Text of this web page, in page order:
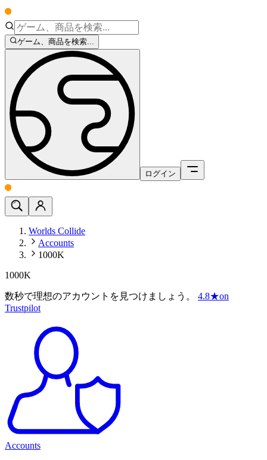
ゲーム、商品を検索...
ログイン
Worlds Collide
Accounts
1000K
1000K
数秒で理想のアカウントを見つけましょう。 4.8★on
Trustpilot
Accounts